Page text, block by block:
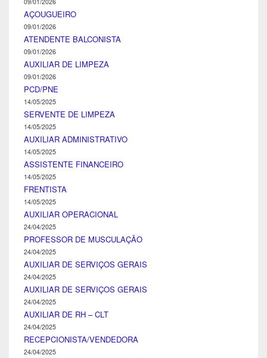
AÇOUGUEIRO
09/01/2026
ATENDENTE BALCONISTA
09/01/2026
AUXILIAR DE LIMPEZA
09/01/2026
PCD/PNE
14/05/2025
SERVENTE DE LIMPEZA
14/05/2025
AUXILIAR ADMINISTRATIVO
14/05/2025
ASSISTENTE FINANCEIRO
14/05/2025
FRENTISTA
14/05/2025
AUXILIAR OPERACIONAL
24/04/2025
PROFESSOR DE MUSCULAÇÃO
24/04/2025
AUXILIAR DE SERVIÇOS GERAIS
24/04/2025
AUXILIAR DE SERVIÇOS GERAIS
24/04/2025
AUXILIAR DE RH – CLT
24/04/2025
RECEPCIONISTA/VENDEDORA
24/04/2025